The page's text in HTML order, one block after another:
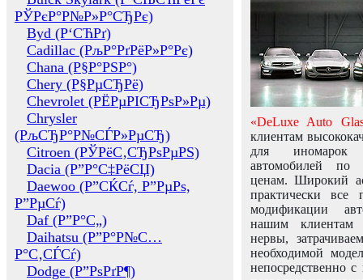
РЎРєР°Р№Р»Р°СЂРє)
Byd (Р‘СЋРґ)
Cadillac (РљР°РґРёР»Р°Рє)
Chana (Р§Р°РЅР°)
Chery (Р§РµСЂРё)
Chevrolet (РЁРµРІСЂРѕР»Рµ)
Chrysler
(РљСЂР°Р№СЃР»РµСЂ)
Citroen (РЎРёС‚СЂРѕРµРЅ)
Dacia (Р”Р°С‡РёСЏ)
Daewoo (Р”СЌСѓ, Р”РµРѕ,
Р”РµСѓ)
Daf (Р”Р°С„)
Daihatsu (Р”Р°Р№С…
Р°С‚СЃСѓ)
Dodge (Р”РѕРґР¶)
«DeLuxe Auto
клиентам
для иномарок
автомобилей
ценам. Широкий
практически все
модификации
нашим клиентам
нервы,
необходимой
непосредственно